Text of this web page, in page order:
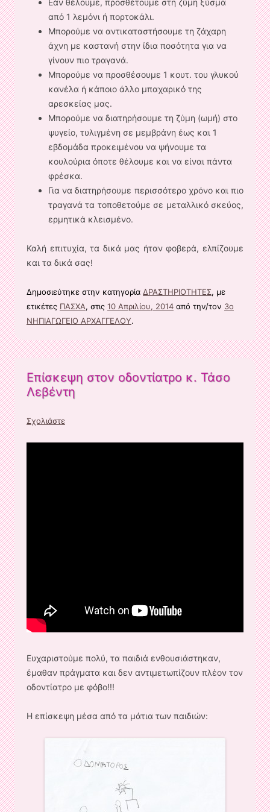
Εάν θέλουμε, προσθέτουμε στη ζύμη ξύσμα
από 1 λεμόνι ή πορτοκάλι.
Μπορούμε να αντικαταστήσουμε τη ζάχαρη
άχνη με καστανή στην ίδια ποσότητα για να
γίνουν πιο τραγανά.
Μπορούμε να προσθέσουμε 1 κουτ. του γλυκού
κανέλα ή κάποιο άλλο μπαχαρικό της
αρεσκείας μας.
Μπορούμε να διατηρήσουμε τη ζύμη (ωμή) στο
ψυγείο, τυλιγμένη σε μεμβράνη έως και 1
εβδομάδα προκειμένου να ψήνουμε τα
κουλούρια όποτε θέλουμε και να είναι πάντα
φρέσκα.
Για να διατηρήσουμε περισσότερο χρόνο και πιο
τραγανά τα τοποθετούμε σε μεταλλικό σκεύος,
ερμητικά κλεισμένο.
Καλή επιτυχία, τα δικά μας ήταν φοβερά, ελπίζουμε
και τα δικά σας!
Δημοσιεύτηκε στην κατηγορία ΔΡΑΣΤΗΡΙΟΤΗΤΕΣ, με
ετικέτες ΠΑΣΧΑ, στις 10 Απριλίου, 2014 από την/τον 3ο
ΝΗΠΙΑΓΩΓΕΙΟ ΑΡΧΑΓΓΕΛΟΥ.
Επίσκεψη στον οδοντίατρο κ. Τάσο
Λεβέντη
Σχολιάστε
Ευχαριστούμε πολύ, τα παιδιά ενθουσιάστηκαν,
έμαθαν πράγματα και δεν αντιμετωπίζουν πλέον τον
οδοντίατρο με φόβο!!!
Η επίσκεψη μέσα από τα μάτια των παιδιών: